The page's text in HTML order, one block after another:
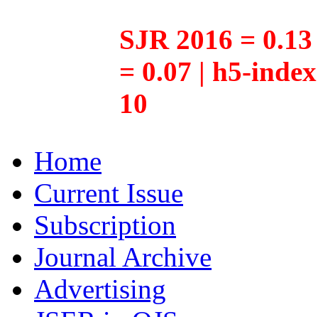
SJR 2016 =
= 0.07 | h5-
10
Home
Current Issue
Subscription
Journal Archive
Advertising